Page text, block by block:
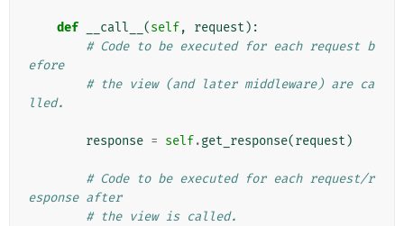
def __call__ (self, request ):
# Code to be executed for each request b
efore
# the view (and later middleware) are ca
lled.
response = self.get_response(request )
# Code to be executed for each request/r
esponse after
# the view is called.